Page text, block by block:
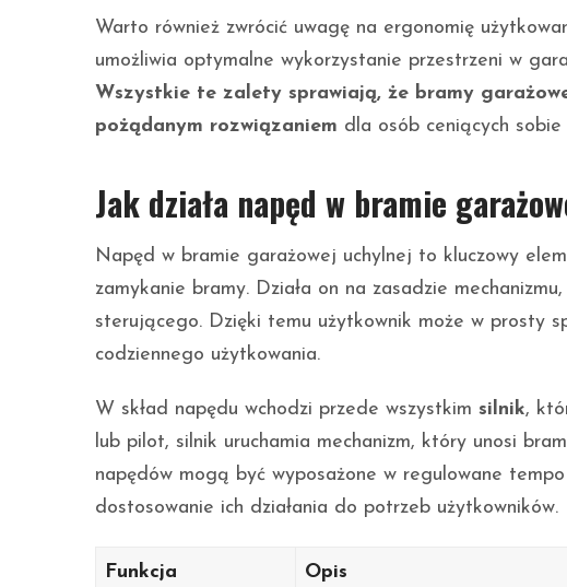
Warto również zwrócić uwagę na ergonomię
umożliwia optymalne wykorzystanie przestrzeni w
Wszystkie te zalety sprawiają, że bramy
pożądanym rozwiązaniem dla osób ceniących
Jak działa napęd w bramie
Napęd w bramie garażowej uchylnej to kluczowy
zamykanie bramy. Działa on na zasadzie
sterującego. Dzięki temu użytkownik może w prosty
codziennego użytkowania.
W skład napędu wchodzi przede wszystkim silnik,
lub pilot, silnik uruchamia mechanizm, który unosi
napędów mogą być wyposażone w regulowane
dostosowanie ich działania do potrzeb użytkowników.
Funkcja Opis